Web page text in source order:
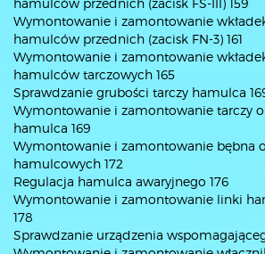
hamulców przednich (zacisk FS-III) 159
Wymontowanie i zamontowanie
hamulców przednich (zacisk FN-3) 161
Wymontowanie i zamontowanie
hamulców tarczowych 165
Sprawdzanie grubości tarczy hamulca
Wymontowanie i zamontowanie tarczy
hamulca 169
Wymontowanie i zamontowanie bębna
hamulcowych 172
Regulacja hamulca awaryjnego 176
Wymontowanie i zamontowanie linki
178
Sprawdzanie urządzenia